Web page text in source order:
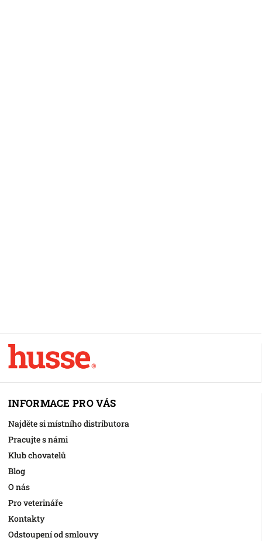
INFORMACE PRO VÁS
Najděte si místního distributora
Pracujte s námi
Klub chovatelů
Blog
O nás
Pro veterináře
Kontakty
Odstoupení od smlouvy